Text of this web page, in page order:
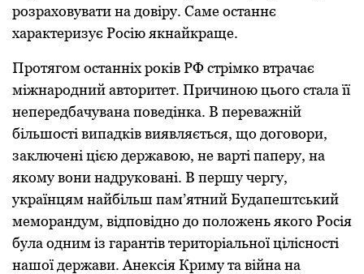
розраховувати на довіру. Саме останнє
характеризує Росію якнайкраще.
Протягом останніх років РФ стрімко втрачає
міжнародний авторитет. Причиною цього стала її
непередбачувана поведінка. В переважній
більшості випадків виявляється, що договори,
заключені цією державою, не варті паперу, на
якому вони надруковані. В першу чергу,
українцям найбільш пам’ятний Будапештський
меморандум, відповідно до положень якого Росія
була одним із гарантів територіальної цілісності
нашої держави. Анексія Криму та війна на